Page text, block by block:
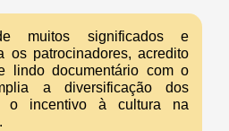
muitos significados e
os patrocinadores, acredito
lindo documentário com o
a diversificação dos
o incentivo à cultura na